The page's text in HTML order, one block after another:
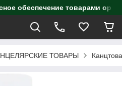
обеспечение товарами
ТОВАРЫ